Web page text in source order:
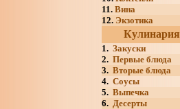
11. Вина
12. Экзотика
Кулинария
1. Закуски
2. Первые блюда
3. Вторые блюда
4. Соусы
5. Выпечка
6. Десерты